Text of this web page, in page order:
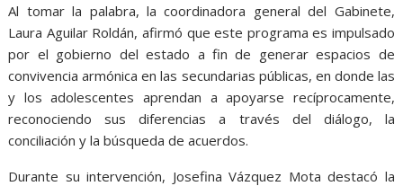
Al tomar la palabra, la coordinadora general del Gabinete,
Laura Aguilar Roldán, afirmó que este programa es impulsado
por el gobierno del estado a fin de generar espacios de
convivencia armónica en las secundarias públicas, en donde las
y los adolescentes aprendan a apoyarse recíprocamente,
reconociendo sus diferencias a través del diálogo, la
conciliación y la búsqueda de acuerdos.
Durante su intervención, Josefina Vázquez Mota destacó la